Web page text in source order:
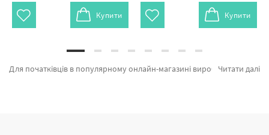
Купити Купити
Читати далі
Для початківців в популярному онлайн-магазині виробника Brushme.com.ua На сторінці є можливість легко купити Картина за номерами Селфі подружок BS51342 від провідного бренду Brushme який відомий якістю. Кожен продукт лінійки «Картини за номерами» сертифікований та підтверджений досвідом клієнтів. Ромашки в білій вазі на вікні, Ранок на березі и Фламінго в квітковому арті а также брендів за кращими цінами. Замовляючи Алмазна мозаїка 40х50 разом з картина за номерами океан, швидка відправка Миколаїв або невелике місто України. Ромашки та\або картини за номерами картинки, замовляйте прямо зараз!